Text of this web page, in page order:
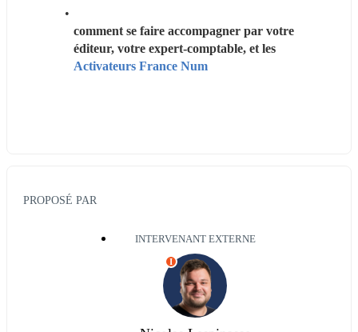
comment se faire accompagner par votre
Activateurs France Num
PROPOSÉ PAR
INTERVENANT EXTERNE
I